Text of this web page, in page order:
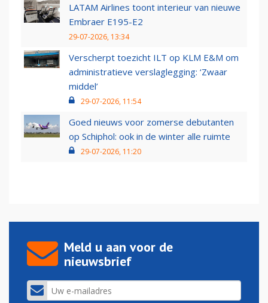
LATAM Airlines toont interieur van nieuwe
Embraer E195-E2
29-07-2026, 13:34
Verscherpt toezicht ILT op KLM E&M om
administratieve verslaglegging: ‘Zwaar
middel’
29-07-2026, 11:54
Goed nieuws voor zomerse debutanten
op Schiphol: ook in de winter alle ruimte
29-07-2026, 11:20
Meld u aan voor de
nieuwsbrief